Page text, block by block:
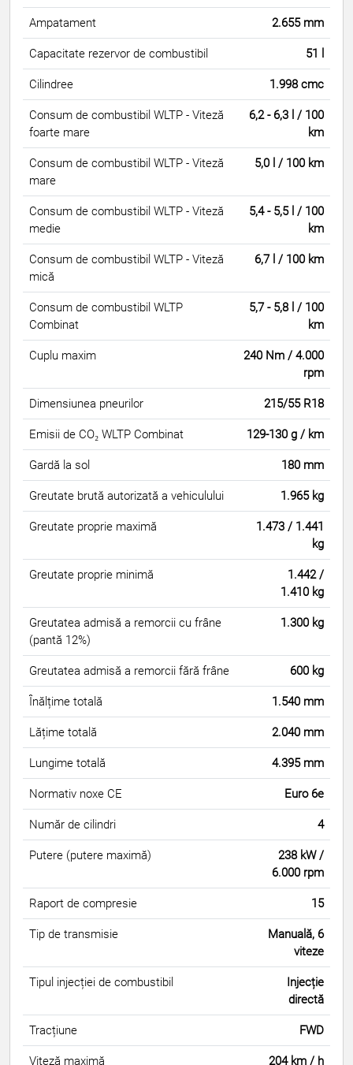
Ampatament 2.655 mm
Capacitate rezervor de combustibil 51 l
Cilindree 1.998 cmc
Consum de combustibil WLTP - Viteză
foarte mare
6,2 - 6,3 l / 100
km
Consum de combustibil WLTP - Viteză
mare
5,0 l / 100 km
Consum de combustibil WLTP - Viteză
medie
5,4 - 5,5 l / 100
km
Consum de combustibil WLTP - Viteză
mică
6,7 l / 100 km
Consum de combustibil WLTP
Combinat
5,7 - 5,8 l / 100
km
Cuplu maxim
240 Nm / 4.000
rpm
Dimensiunea pneurilor 215/55 R18
Emisii de CO₂ WLTP Combinat 129-130 g / km
Gardă la sol 180 mm
Greutate brută autorizată a vehiculului 1.965 kg
Greutate proprie maximă
1.473 / 1.441
kg
Greutate proprie minimă
1.442 /
1.410 kg
Greutatea admisă a remorcii cu frâne
(pantă 12%)
1.300 kg
Greutatea admisă a remorcii fără frâne 600 kg
Înălțime totală 1.540 mm
Lățime totală 2.040 mm
Lungime totală 4.395 mm
Normativ noxe CE Euro 6e
Număr de cilindri 4
Putere (putere maximă)
238 kW /
6.000 rpm
Raport de compresie 15
Tip de transmisie
Manuală, 6
viteze
Tipul injecției de combustibil
Injecție
directă
Tracțiune FWD
Viteză maximă 204 km / h